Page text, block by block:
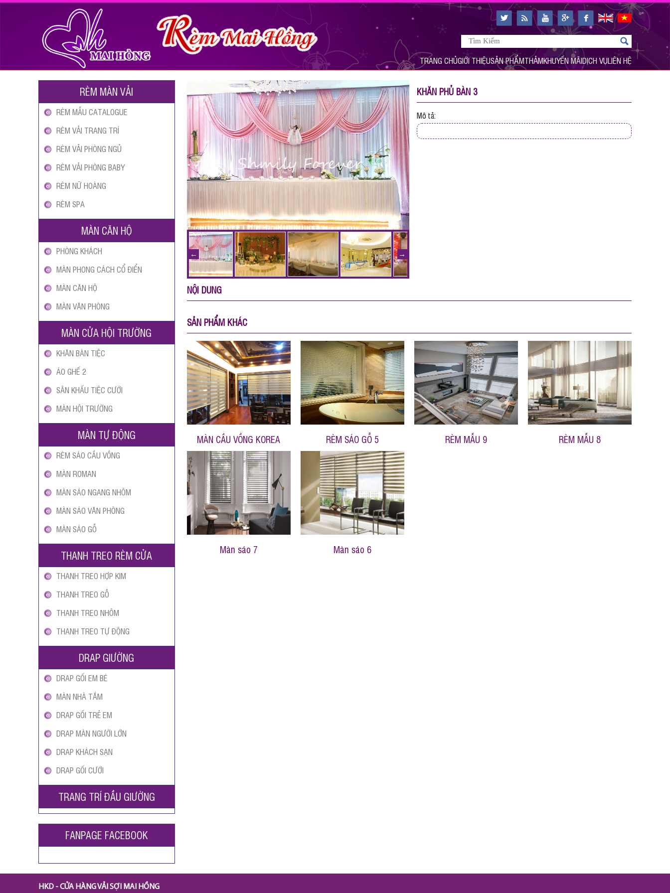
TRANG CHỦGIỚI THIỆUSẢN PHẨMTHẢMKHUYẾN MÃIDỊCH VỤLIÊN HỆ
RÈM MÀN VẢI
RÈM MẪU CATALOGUE
RÈM VẢI TRANG TRÍ
RÈM VẢI PHÒNG NGỦ
RÈM VẢI PHÒNG BABY
RÈM NỮ HOÀNG
RÈM SPA
MÀN CĂN HỘ
PHÒNG KHÁCH
MÀN PHONG CÁCH CỔ ĐIỂN
MÀN CĂN HỘ
MÀN VĂN PHÒNG
MÀN CỬA HỘI TRƯỜNG
KHĂN BÀN TIỆC
ÁO GHẾ 2
SÂN KHẤU TIỆC CƯỚI
MÀN HỘI TRƯỜNG
MÀN TỰ ĐỘNG
RÈM SÁO CẦU VỒNG
MÀN ROMAN
MÀN SÁO NGANG NHÔM
MÀN SÁO VĂN PHÒNG
MÀN SÁO GỖ
THANH TREO RÈM CỬA
THANH TREO HỢP KIM
THANH TREO GỖ
THANH TREO NHÔM
THANH TREO TỰ ĐỘNG
DRAP GIƯỜNG
DRAP GỐI EM BÉ
MÀN NHÀ TẮM
DRAP GỐI TRẺ EM
DRAP MÀN NGƯỜI LỚN
DRAP KHÁCH SẠN
DRAP GỐI CƯỚI
TRANG TRÍ ĐẦU GIƯỜNG
FANPAGE FACEBOOK
KHĂN PHỦ BÀN 3
Mô tả:
NỘI DUNG
SẢN PHẨM KHÁC
MÀN CẦU VỒNG KOREA RÈM SÁO GỖ 5 RÈM MẪU 9 RÈM MẪU 8
Màn sáo 7 Màn sáo 6
HKD - CỬA HÀNG VẢI SỢI MAI HỒNG